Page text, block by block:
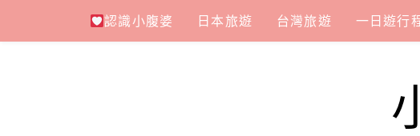
content
認識小腹婆 日本旅遊 台灣旅遊 一日遊行